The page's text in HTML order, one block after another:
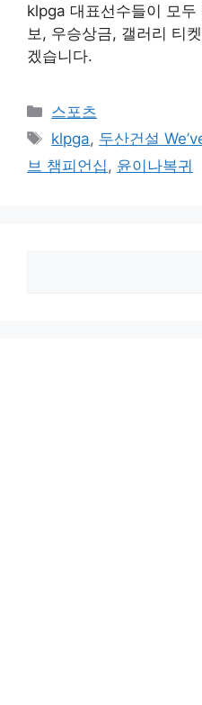
klpga 대표선수들이 모
보, 우승상금, 갤러리 티
겠습니다.
Categories
스포츠
Tags
klpga, 두산건설
브 챔피언십 , 윤이나복귀